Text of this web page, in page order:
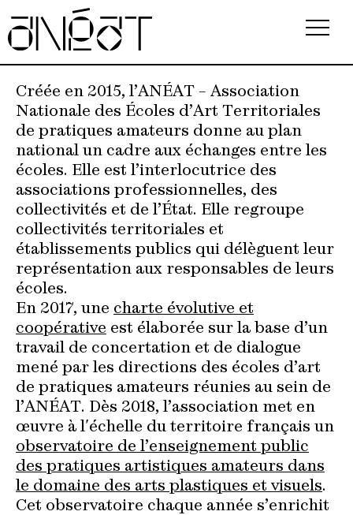
Association
Écoles
Événements
Observatoire
Ressources
FAQ
i
Newsletter
Espace membres
Créée en 2015, l’ANÉAT – Association
Nationale des Écoles d’Art Territoriales
de pratiques amateurs donne au plan
national un cadre aux échanges entre les
écoles. Elle est l’interlocutrice des
associations professionnelles, des
collectivités et de l’État. Elle regroupe
collectivités territoriales et
établissements publics qui délèguent leur
représentation aux responsables de leurs
écoles.
En 2017, une charte évolutive et
coopérative est élaborée sur la base d’un
travail de concertation et de dialogue
mené par les directions des écoles d’art
de pratiques amateurs réunies au sein de
l’ANÉAT. Dès 2018, l’association met en
œuvre à l'échelle du territoire français un
observatoire de l’enseignement public
des pratiques artistiques amateurs dans
le domaine des arts plastiques et visuels.
Cet observatoire chaque année s’enrichit